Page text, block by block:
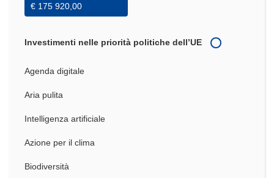
€ 175 920,00
Investimenti nelle priorità politiche dell’UE
Agenda digitale
Aria pulita
Intelligenza artificiale
Azione per il clima
Biodiversità